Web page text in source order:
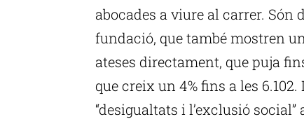
abocades a viure al carrer. Són
fundació, que també mostren
ateses directament, que puja
que creix un 4% fins a les
“desigualtats i l’exclusió